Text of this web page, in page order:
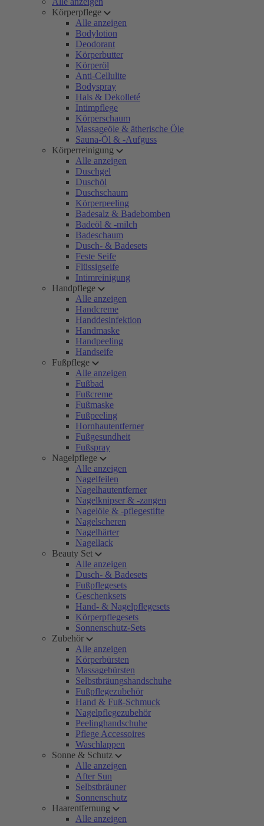
Körperpflege
Alle anzeigen
Bodylotion
Deodorant
Körperbutter
Körperöl
Anti-Cellulite
Bodyspray
Hals & Dekolleté
Intimpflege
Körperschaum
Massageöle & ätherische Öle
Sauna-Öl & -Aufguss
Körperreinigung
Alle anzeigen
Duschgel
Duschöl
Duschschaum
Körperpeeling
Badesalz & Badebomben
Badeöl & -milch
Badeschaum
Dusch- & Badesets
Feste Seife
Flüssigseife
Intimreinigung
Handpflege
Alle anzeigen
Handcreme
Handdesinfektion
Handmaske
Handpeeling
Handseife
Fußpflege
Alle anzeigen
Fußbad
Fußcreme
Fußmaske
Fußpeeling
Hornhautentferner
Fußgesundheit
Fußspray
Nagelpflege
Alle anzeigen
Nagelfeilen
Nagelhautentferner
Nagelknipser & -zangen
Nagelöle & -pflegestifte
Nagelscheren
Nagelhärter
Nagellack
Beauty Set
Alle anzeigen
Dusch- & Badesets
Fußpflegesets
Geschenksets
Hand- & Nagelpflegesets
Körperpflegesets
Sonnenschutz-Sets
Zubehör
Alle anzeigen
Körperbürsten
Massagebürsten
Selbstbräungshandschuhe
Fußpflegezubehör
Hand & Fuß-Schmuck
Nagelpflegezubehör
Peelinghandschuhe
Pflege Accessoires
Waschlappen
Sonne & Schutz
Alle anzeigen
After Sun
Selbstbräuner
Sonnenschutz
Haarentfernung
Alle anzeigen